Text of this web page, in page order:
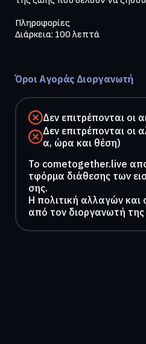
Πληροφορίες
Διάρκεια: 100 λεπτά
Όροι Αγοράς Διοργανωτή
Δεν επιτρέπονται οι
Δεν επιτρέπονται οι
α, ώρα και θέση)
To cometogether.live
τφόρμα διάθεσης των
σης.
Η πολιτική αλλαγών και
από τον διοργανωτή